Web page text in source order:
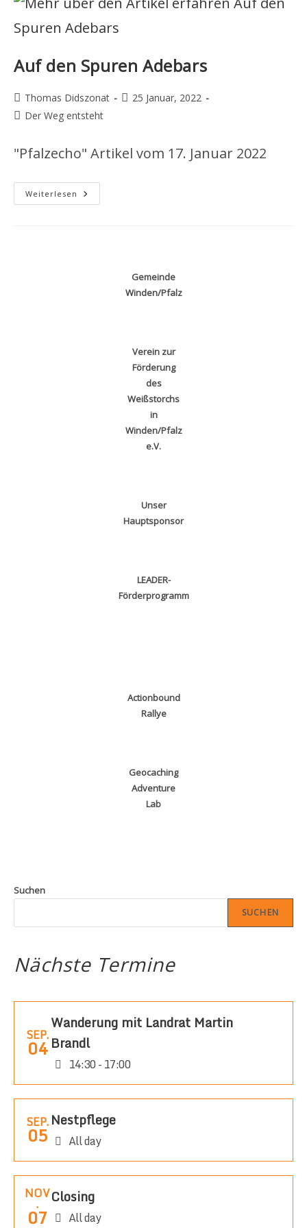
Auf den Spuren Adebars
Beitrags-
Autor:
Thomas Didszonat
Beitrag
25 Januar, 2022
Beitrags-
Der Weg entsteht
"Pfalzecho" Artikel vom 17. Januar 2022
Weiterlesen Auf
Den
Gemeinde
Winden/Pfalz
Verein zur
Förderung
des
Weißstorchs
in
Winden/Pfalz
e.V.
Unser
Hauptsponsor
LEADER-
Förderprogramm
Actionbound
Rallye
Geocaching
Adventure
Lab
Suchen
SUCHEN
Nächste Termine
SEP.
04
Wanderung mit Landrat Martin
Brandl
14:30 - 17:00
SEP.
05
Nestpflege
All day
NOV
.
07
Closing
All day